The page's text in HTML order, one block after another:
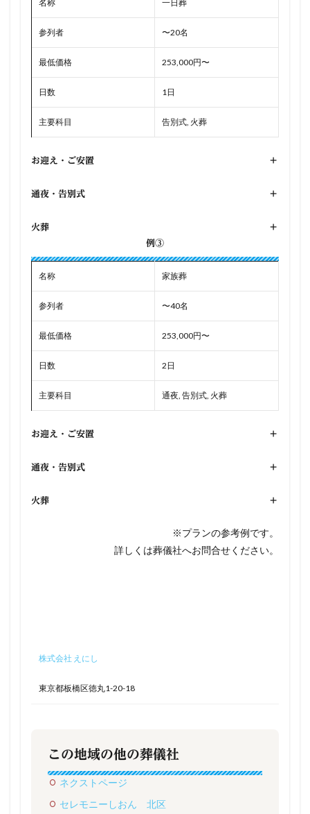
名称 一日葬
参列者 〜20名
最低価格 253,000円〜
日数 1日
主要科目 告別式, 火葬
お迎え・ご安置 +
通夜・告別式 +
火葬
+
例③
名称 家族葬
参列者 〜40名
最低価格 253,000円〜
日数 2日
主要科目 通夜, 告別式, 火葬
お迎え・ご安置 +
通夜・告別式 +
火葬 +
※プランの参考例です。
詳しくは葬儀社へお問合せください。
株式会社 えにし
東京都板橋区徳丸1-20-18
この地域の他の葬儀社
ネクストページ
セレモニーしおん 北区